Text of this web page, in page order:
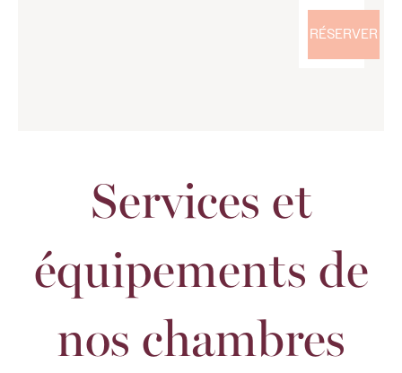
RÉSERVER
Services et
équipements de
nos chambres